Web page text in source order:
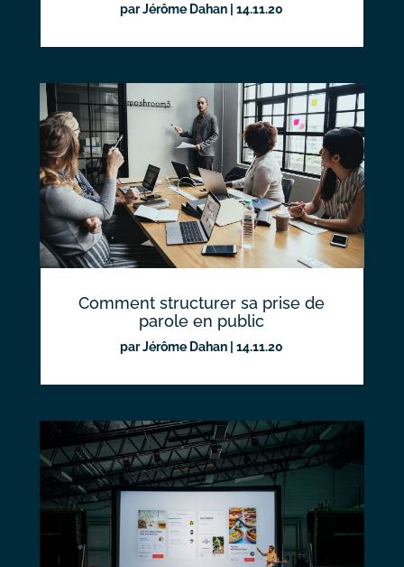
parJérôme Dahan |14.11.20
Comment structurer sa prise de
parole en public
parJérôme Dahan |14.11.20